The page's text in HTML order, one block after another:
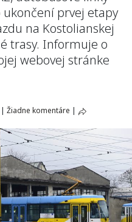
ukončení prvej etapy
na Kostolianskej
trasy. Informuje o
webovej stránke
| Žiadne komentáre |